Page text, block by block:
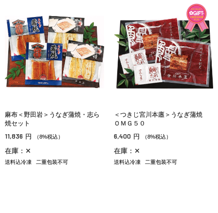
麻布＜野田岩＞うなぎ蒲焼・志ら
焼セット
11,836 円 （8%税込）
在庫：✕
送料込冷凍 二重包装不可
＜つきじ宮川本廛＞うなぎ蒲焼
ＯＭＧ５０
6,400 円 （8%税込）
在庫：✕
送料込冷凍 二重包装不可